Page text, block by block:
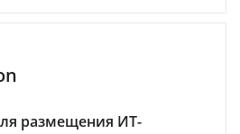
размещения ИТ-